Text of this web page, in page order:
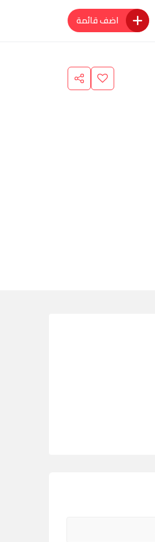
اضف قائمة